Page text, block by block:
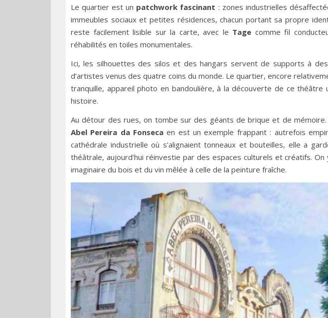
Le quartier est un patchwork fascinant : zones industrielles
immeubles sociaux et petites résidences, chacun portant sa propre
reste facilement lisible sur la carte, avec le Tage comme fil
réhabilités en toiles monumentales.
Ici, les silhouettes des silos et des hangars servent de supports à
d’artistes venus des quatre coins du monde. Le quartier, encore
tranquille, appareil photo en bandoulière, à la découverte de ce théâtre
histoire.
Au détour des rues, on tombe sur des géants de brique et de mémoire.
Abel Pereira da Fonseca en est un exemple frappant : autrefois
cathédrale industrielle où s’alignaient tonneaux et bouteilles, elle a
théâtrale, aujourd’hui réinvestie par des espaces culturels et créatifs.
imaginaire du bois et du vin mêlée à celle de la peinture fraîche.